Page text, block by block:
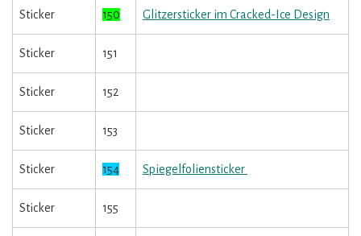
Sticker 150 Glitzersticker im Cracked-Ice Design
Sticker 151
Sticker 152
Sticker 153
Sticker 154 Spiegelfoliensticker
Sticker 155